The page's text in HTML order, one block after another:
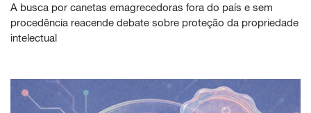
A busca por canetas emagrecedoras fora do país e sem
procedência reacende debate sobre proteção da propriedade
intelectual